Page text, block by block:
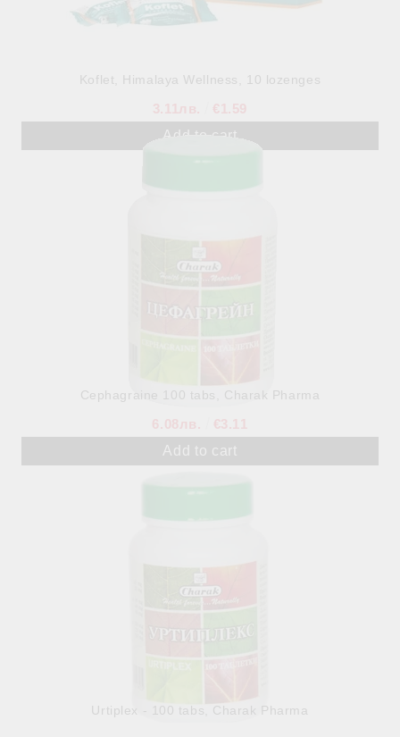
Koflet, Himalaya Wellness, 10 lozenges
Cephagraine 100 tabs, Charak Pharma
Urtiplex - 100 tabs, Charak Pharma